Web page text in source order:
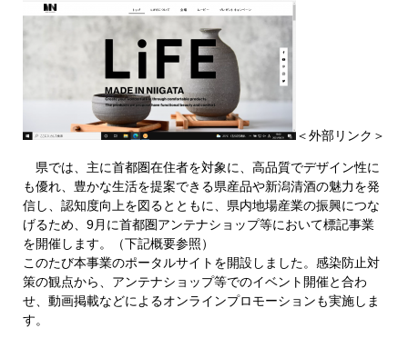
＜外部リンク＞
県では、主に首都圏在住者を対象に、高品質でデザイン性に
も優れ、豊かな生活を提案できる県産品や新潟清酒の魅力を発
信し、認知度向上を図るとともに、県内地場産業の振興につな
げるため、9月に首都圏アンテナショップ等において標記事業
を開催します。（下記概要参照）
このたび本事業のポータルサイトを開設しました。感染防止対
策の観点から、アンテナショップ等でのイベント開催と合わ
せ、動画掲載などによるオンラインプロモーションも実施しま
す。